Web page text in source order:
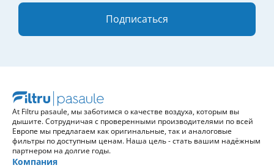
Подписаться
At Filtru pasaule, мы заботимся о качестве воздуха, которым вы
дышите. Сотрудничая с проверенными производителями по всей
Европе мы предлагаем как оригинальные, так и аналоговые
фильтры по доступным ценам. Наша цель - стать вашим надёжным
партнером на долгие годы.
Компания